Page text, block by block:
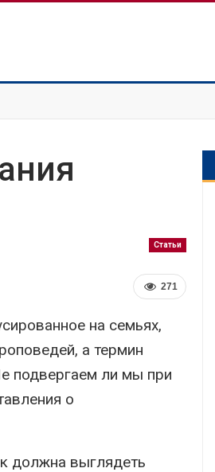
Статьи
271
на семьях,
а термин
подвергаем ли мы при
о
должна выглядеть